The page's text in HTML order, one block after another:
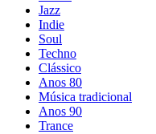
Jazz
Indie
Soul
Techno
Clássico
Anos 80
Música tradicional
Anos 90
Trance